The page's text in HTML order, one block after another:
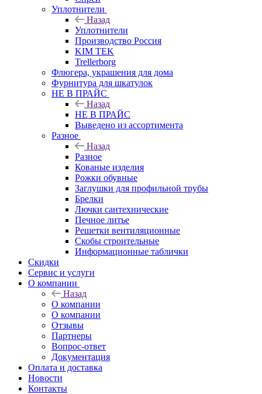
Уплотнители
Назад
Уплотнители
Производство Россия
KIM TEK
Trellerborg
Флюгера, украшения для дома
Фурнитура для шкатулок
НЕ В ПРАЙС
Назад
НЕ В ПРАЙС
Выведено из ассортимента
Разное
Назад
Разное
Кованые изделия
Рожки обувные
Заглушки для профильной трубы
Брелки
Лючки сантехнические
Печное литье
Решетки вентиляционные
Скобы строительные
Информационные таблички
Скидки
Сервис и услуги
О компании
Назад
О компании
О компании
Отзывы
Партнеры
Вопрос-ответ
Документация
Оплата и доставка
Новости
Контакты